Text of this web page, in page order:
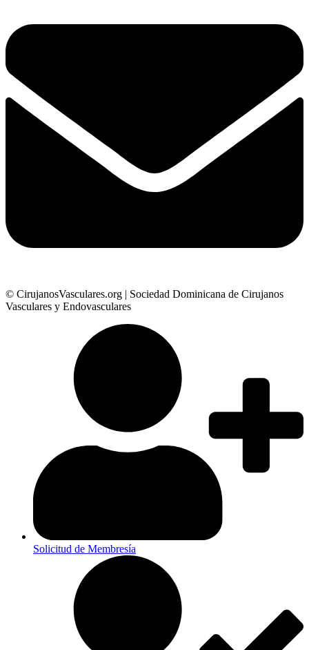
© CirujanosVasculares.org | Sociedad Dominicana de Cirujanos
Vasculares y Endovasculares
Solicitud de Membresía